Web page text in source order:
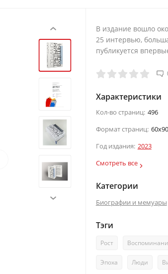
‹
›
В издание вошло
25 интервью,
публикуется
Характеристики
Кол-во страниц: 496
Формат страниц:
Год издания: 2023
Смотреть все
Категории
Биографии и мемуары
Тэги
Рост
Эпоха Люди